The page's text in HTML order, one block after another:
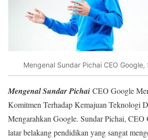
Mengenal Sundar Pichai CEO Google,
Mengenal Sundar Pichai CEO Google
Komitmen Terhadap Kemajuan Teknologi
Mengarahkan Google. Sundar Pichai,
latar belakang pendidikan yang sangat